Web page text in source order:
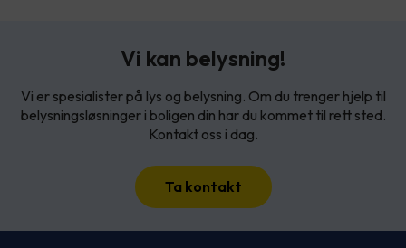
Vi kan belysning!
Vi er spesialister på lys og belysning. Om du trenger hjelp til
belysningsløsninger i boligen din har du kommet til rett sted.
Kontakt oss i dag.
Ta kontakt